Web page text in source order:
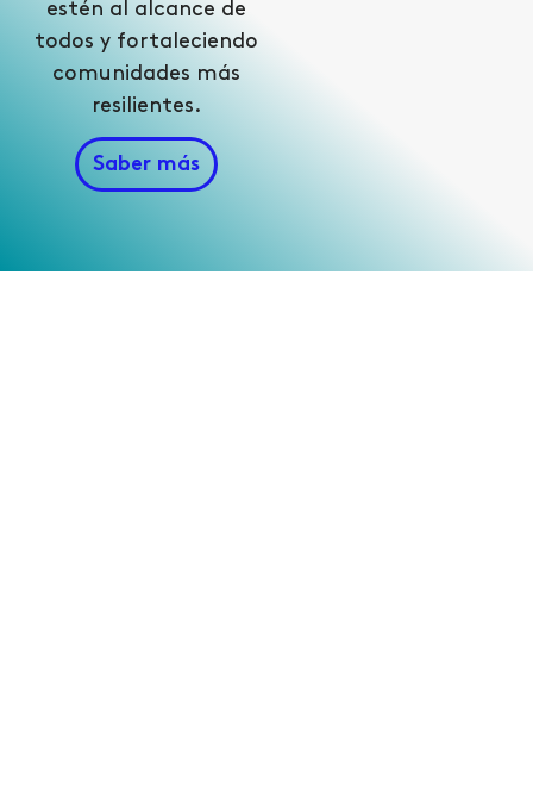
estén al alcance de
todos y fortaleciendo
comunidades más
resilientes.
Saber más